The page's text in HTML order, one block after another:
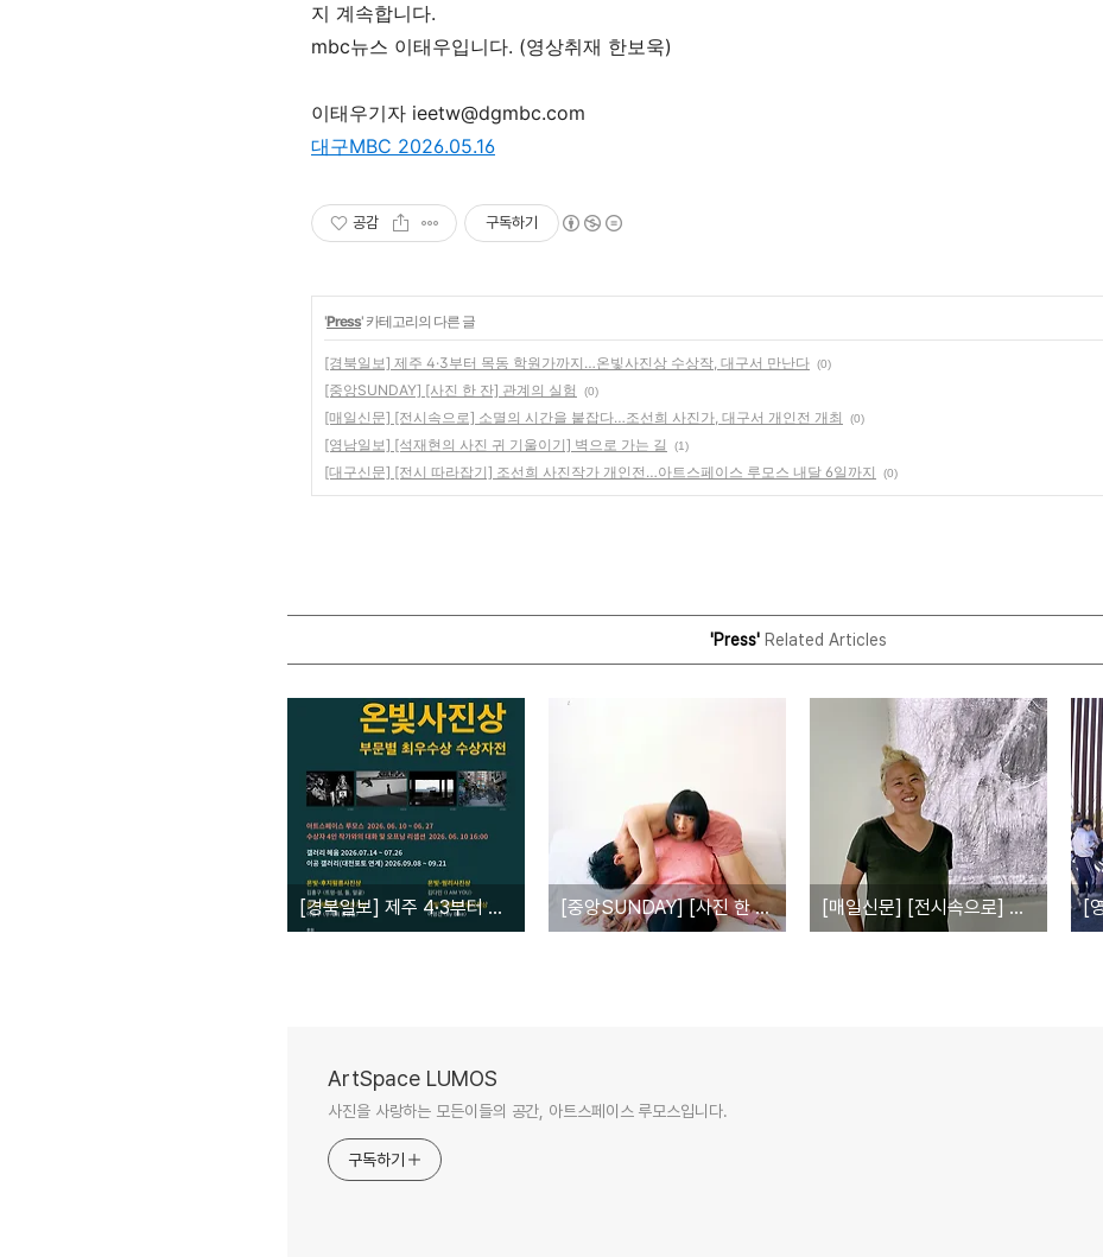
지 계속합니다.
mbc뉴스 이태우입니다. (영상취재 한보욱)
이태우기자 ieetw@dgmbc.com
대구MBC 2026.05.16
공감 구독하기
'Press' 카테고리의 다른 글
[경북일보] 제주 4·3부터 목동 학원가까지…온빛사진상 수상작, 대구서 만난다 (0)
[중앙SUNDAY] [사진 한 잔] 관계의 실험 (0)
[매일신문] [전시속으로] 소멸의 시간을 붙잡다…조선희 사진가, 대구서 개인전 개최 (0)
[영남일보] [석재현의 사진 귀 기울이기] 벽으로 가는 길 (1)
[대구신문] [전시 따라잡기] 조선희 사진작가 개인전…아트스페이스 루모스 내달 6일까지 (0)
'Press'Related Articles
[경북일보] 제주 4·3부터 목동 학원가까지…온빛사진상 수상작, 대구서 만난다 [중앙SUNDAY] [사진 한 잔] 관계의 실험 [매일신문] [전시속으로] 소멸의 시간을 붙잡다…조선희 사진가, 대구서 개인전 개최
ArtSpace LUMOS
사진을 사랑하는 모든이들의 공간, 아트스페이스 루모스입니다.
구독하기